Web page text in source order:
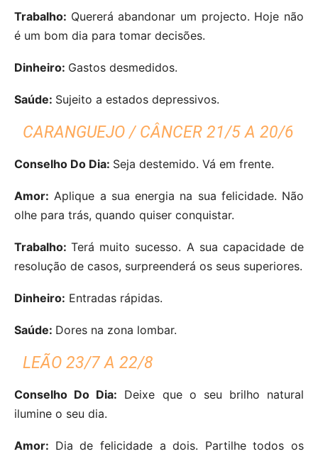
Trabalho: Quererá abandonar um projecto. Hoje não
é um bom dia para tomar decisões.
Dinheiro: Gastos desmedidos.
Saúde: Sujeito a estados depressivos.
CARANGUEJO / CÂNCER 21/5 A 20/6
Conselho Do Dia: Seja destemido. Vá em frente.
Amor: Aplique a sua energia na sua felicidade. Não
olhe para trás, quando quiser conquistar.
Trabalho:Terá muito sucesso. A sua capacidade de
resolução de casos, surpreenderá os seus superiores.
Dinheiro: Entradas rápidas.
Saúde: Dores na zona lombar.
LEÃO 23/7 A 22/8
Conselho Do Dia: Deixe que o seu brilho natural
ilumine o seu dia.
Amor: Dia de felicidade a dois. Partilhe todos os